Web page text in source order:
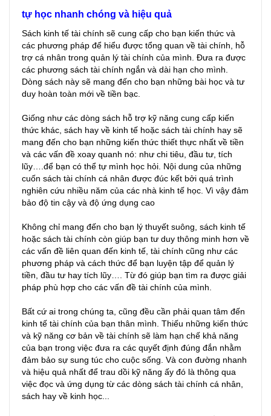
tự học nhanh chóng và hiệu quả
Sách kinh tế tài chính sẽ cung cấp cho bạn kiến thức và
các phương pháp để hiểu được tổng quan về tài chính, hỗ
trợ cá nhân trong quản lý tài chính của mình. Đưa ra được
các phương sách tài chính ngắn và dài hạn cho mình.
Dòng sách này sẽ mang đến cho bạn những bài học và tư
duy hoàn toàn mới về tiền bạc.
Giống như các dòng sách hỗ trợ kỹ năng cung cấp kiến
thức khác, sách hay về kinh tế hoặc sách tài chính hay sẽ
mang đến cho bạn những kiến thức thiết thực nhất về tiền
và các vấn đề xoay quanh nó: như chi tiêu, đầu tư, tích
lũy….để bạn có thể tự mình học hỏi. Nội dung của những
cuốn sách tài chính cá nhân được đúc kết bởi quá trình
nghiên cứu nhiều năm của các nhà kinh tế học. Vì vậy đảm
bảo độ tin cậy và độ ứng dụng cao
Không chỉ mang đến cho bạn lý thuyết suông, sách kinh tế
hoặc sách tài chính còn giúp bạn tư duy thông minh hơn về
các vấn đề liên quan đến kinh tế, tài chính cũng như các
phương pháp và cách thức để bạn luyện tập để quản lý
tiền, đầu tư hay tích lũy…. Từ đó giúp bạn tìm ra được giải
pháp phù hợp cho các vấn đề tài chính của mình.
Bất cứ ai trong chúng ta, cũng đều cần phải quan tâm đến
kinh tế tài chính của bạn thân mình. Thiếu những kiến thức
và kỹ năng cơ bản về tài chính sẽ làm hạn chế khả năng
của bạn trong việc đưa ra các quyết định đúng đắn nhằm
đảm bảo sự sung túc cho cuộc sống. Và con đường nhanh
và hiệu quả nhất để trau dồi kỹ năng ấy đó là thông qua
việc đọc và ứng dụng từ các dòng sách tài chính cá nhân,
sách hay về kinh học...